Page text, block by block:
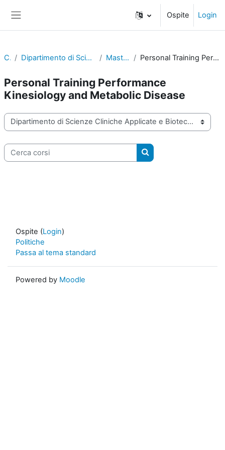
Ospite Login
Corsi Dipartimento di Scienze Cliniche Applicate e Biotecnologiche Master di primo livello Personal Training Performance Kinesiology and Metabolic Disease
Personal Training Performance
Kinesiology and Metabolic Disease
Categorie di corso
Cerca corsi
Cerca corsi
Ospite (Login)
Politiche
Passa al tema standard
Powered by Moodle